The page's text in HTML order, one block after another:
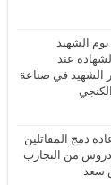
الشهيد
عند
الشهيد في صناعة
دمج المقاتلين
دروس من التجارب
سعد